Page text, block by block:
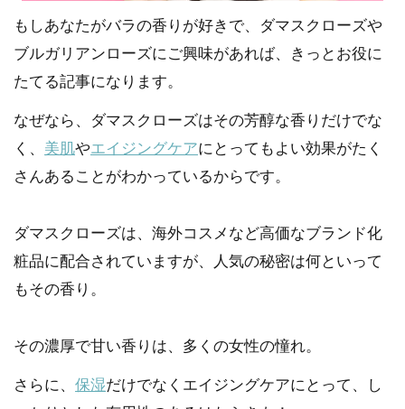
もしあなたがバラの香りが好きで、ダマスクローズや
ブルガリアンローズにご興味があれば、きっとお役に
たてる記事になります。
なぜなら、ダマスクローズはその芳醇な香りだけでな
く、 美肌やエイジングケアにとってもよい効果がたく
さんあることがわかっているからです。
ダマスクローズは、海外コスメなど高価なブランド化
粧品に配合されていますが、人気の秘密は何といって
もその香り。
その濃厚で甘い香りは、多くの女性の憧れ。
さらに、 保湿だけでなくエイジングケアにとって、し